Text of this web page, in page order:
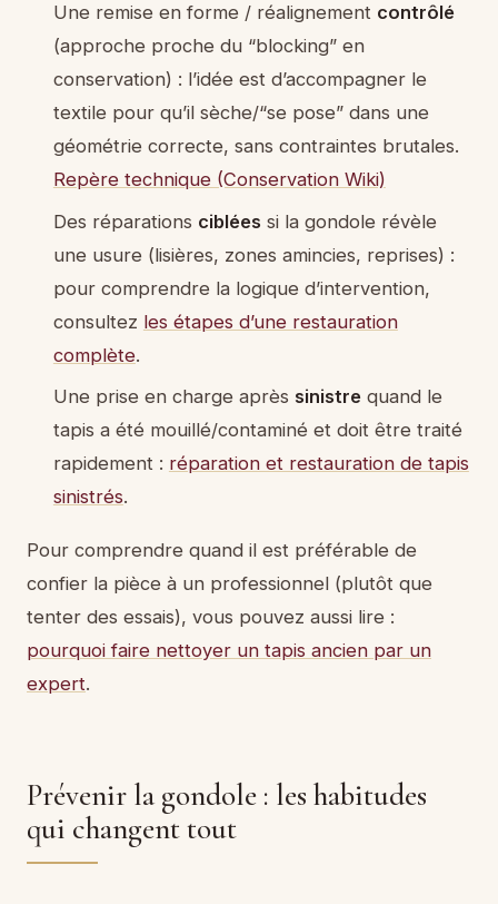
Une remise en forme / réalignement contrôlé
(approche proche du “blocking” en
conservation) : l’idée est d’accompagner le
textile pour qu’il sèche/“se pose” dans une
géométrie correcte, sans contraintes brutales.
Repère technique (Conservation Wiki)
Des réparations ciblées si la gondole révèle
une usure (lisières, zones amincies, reprises) :
pour comprendre la logique d’intervention,
consultez les étapes d’une restauration
complète.
Une prise en charge après sinistrequand le
tapis a été mouillé/contaminé et doit être traité
rapidement : réparation et restauration de tapis
sinistrés.
Pour comprendre quand il est préférable de
confier la pièce à un professionnel (plutôt que
tenter des essais), vous pouvez aussi lire :
pourquoi faire nettoyer un tapis ancien par un
expert.
Prévenir la gondole : les habitudes
qui changent tout